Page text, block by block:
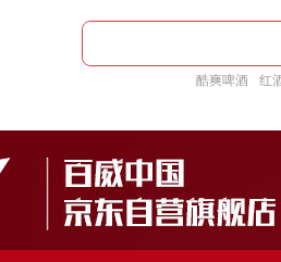
酷爽啤酒 红